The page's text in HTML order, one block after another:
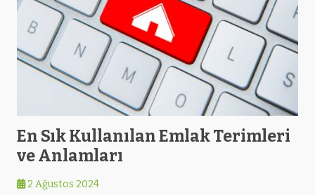
En Sık Kullanılan Emlak Terimleri
ve Anlamları
2 Ağustos 2024